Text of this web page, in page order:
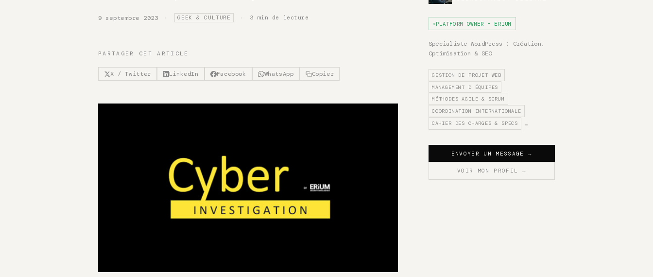
9 septembre 2023 · GEEK & CULTURE · 3 min de lecture
PARTAGER CET ARTICLE
X / Twitter LinkedIn Facebook WhatsApp Copier
PLATFORM OWNER - ERIUM
Spécialiste WordPress : Création,
Optimisation & SEO
GESTION DE PROJET WEB
MANAGEMENT D'ÉQUIPES
MÉTHODES AGILE & SCRUM
COORDINATION INTERNATIONALE
CAHIER DES CHARGES & SPECS
…
ENVOYER UN MESSAGE→
VOIR MON PROFIL →